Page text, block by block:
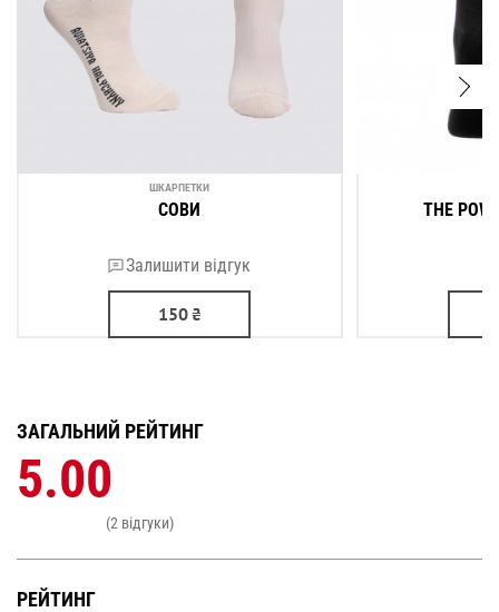
ШКАРПЕТКИ
СОВИ
Залишити відгук
150₴
THE
РЕЙТИНГ
ЗАГАЛЬНИЙ РЕЙТИНГ
5.00
(2 відгуки)